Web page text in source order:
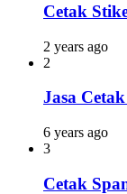
Cetak
2 years ago
2
Jasa
6 years ago
3
Cetak